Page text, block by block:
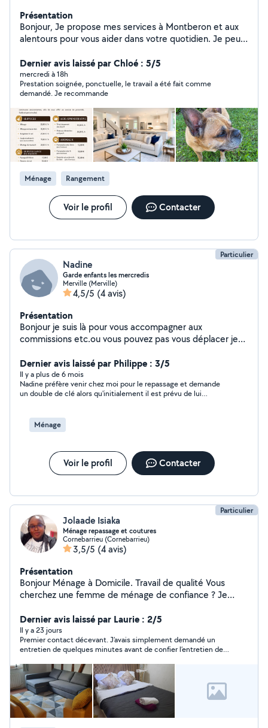
Présentation
Bonjour, Je propose mes services à Montberon et aux
alentours pour vous aider dans votre quotidien. Je peux
de l'aide administrative, de la garde d'enfants ainsi que
de la garde d'animaux et de la garde de domicile
pendant vos absences. Je propose également
différents services d'entretien comme le nettoyage de
terrasses au karcher, le nettoyage de tapis, fauteuils et
canapés, ainsi que la location de nettoyeur vapeur pour
les canapés. Vous pouvez également me contacter pour
le montage de vos meubles et d'autres petits services
ponctuels. En parallèle je réalise également des poses
d'extensions de cils en tant qu'auto-entrepreneur depuis
des années. Je suis sérieuse, organisée et véhiculée.
N'hésitez pas à me contacter pour plus d'informations
ou pour échanger sur vos besoins.
Dernier avis laissé par Chloé : 5/5
mercredi à 18h
Prestation soignée, ponctuelle, le travail a été fait comme
demandé. Je recommande
Ménage Rangement
Voir le profil Contacter
Particulier
Nadine
Garde enfants les mercredis
Merville (Merville)
4,5/5 (4 avis)
Présentation
Bonjour je suis là pour vous accompagner aux
commissions etc.ou vous pouvez pas vous déplacer je
Dernier avis laissé par Philippe : 3/5
Il y a plus de 6 mois
Nadine préfère venir chez moi pour le repassage et demande
un double de clé alors qu'initialement il est prévu de lui
Ménage
Voir le profil Contacter
Particulier
Jolaade Isiaka
Ménage repassage et coutures
Cornebarrieu (Cornebarrieu)
3,5/5 (4 avis)
Présentation
Bonjour Ménage à Domicile. Travail de qualité Vous
cherchez une femme de ménage de confiance ? Je
d'une maison propre et ordonnée sans effort.
Contactez-moi pour plus d'informations ! Paiement en
ESPÈCE OU CESU 12 par heure
Dernier avis laissé par Laurie : 2/5
Il y a 23 jours
Premier contact décevant. J’avais simplement demandé un
entretien de quelques minutes avant de confier l’entretien de
attentes et présenter la maison. La personne a refusé en
indiquant qu’elle préférait commencer directement une
prestation d’essai. Cette façon de procéder ne correspondait
pas à mes attentes. Je n’ai donc pas donné suite. Je lui
souhaite une bonne continuation.